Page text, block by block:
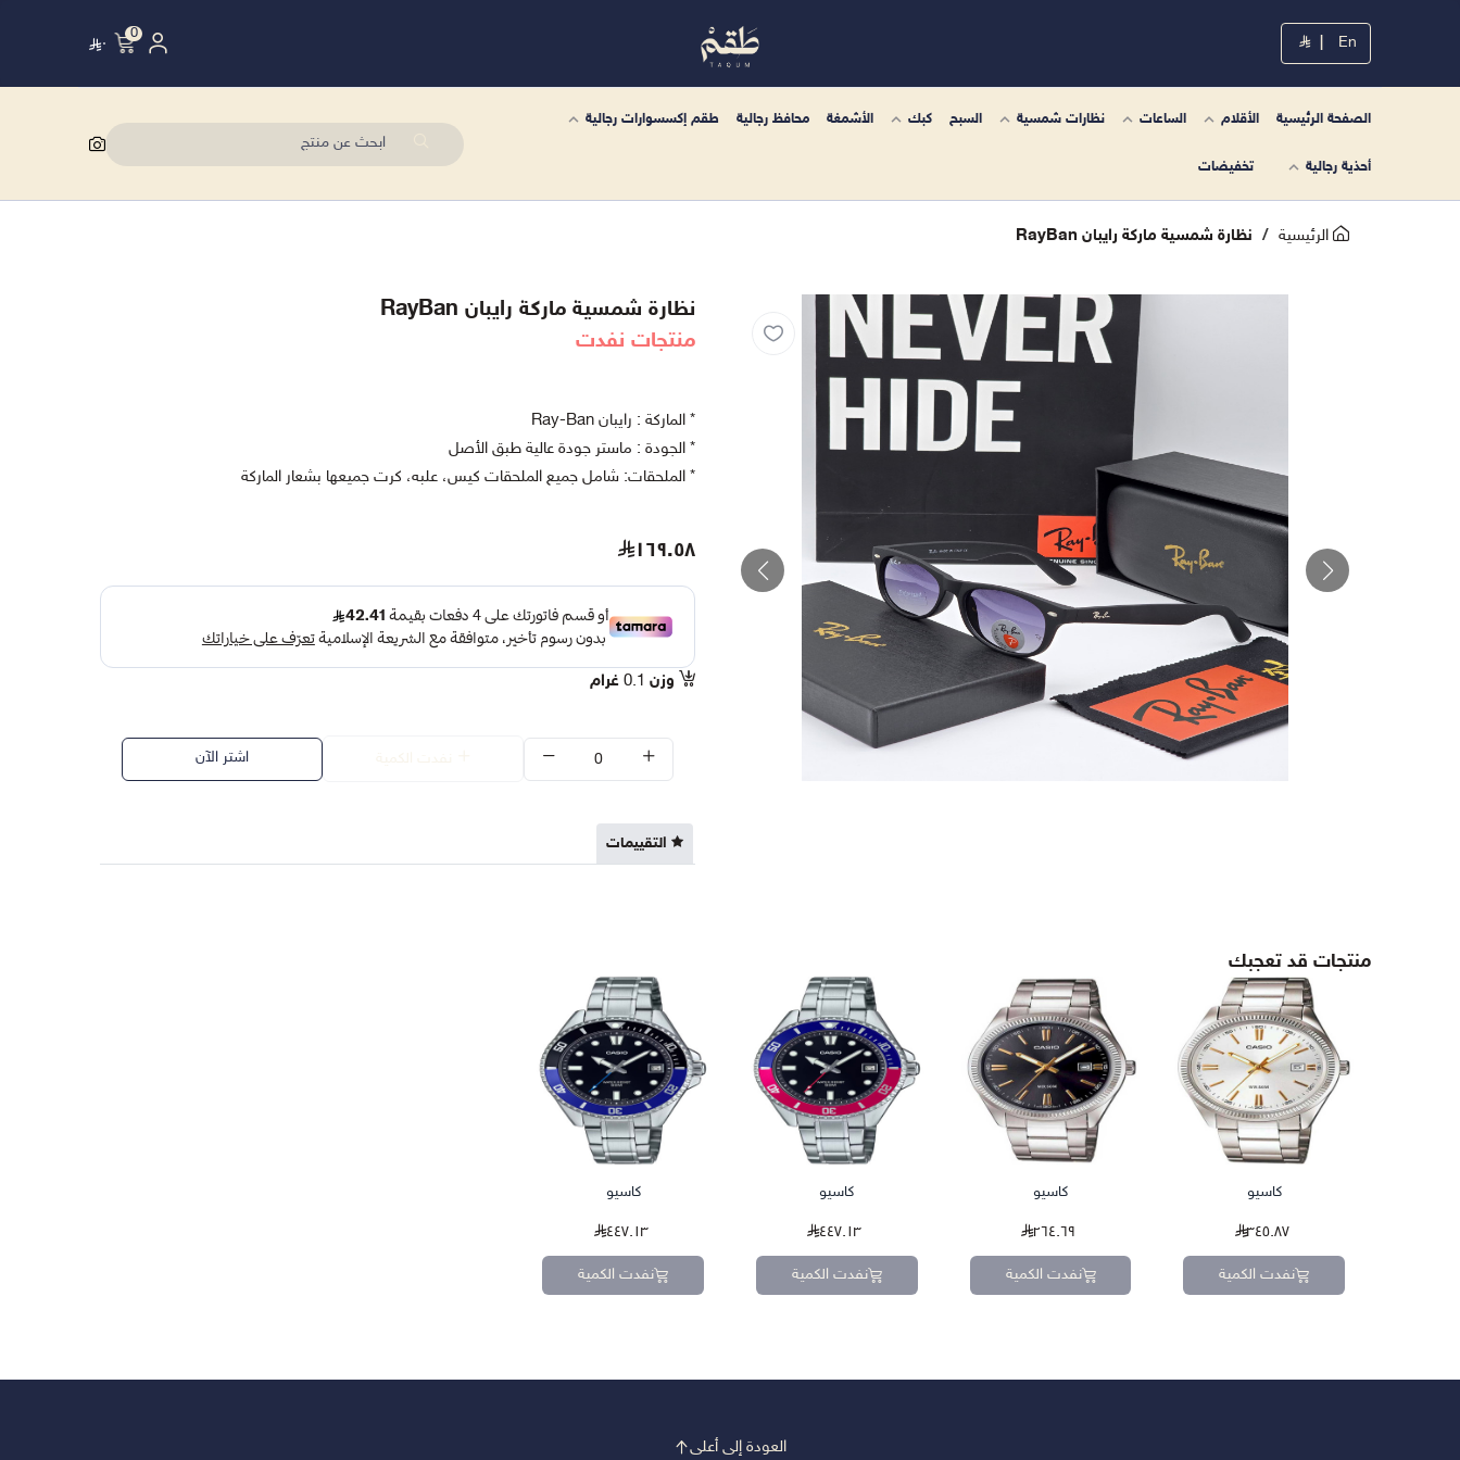
En
0 ٠
الصفحة الرئيسية الأقلام الساعات نظارات شمسية السبح كبك الأشمغة محافظ رجالية طقم إكسسوارات رجالية
أحذية رجالية تخفيضات
الرئيسية نظارة شمسية ماركة رايبان RayBan
نظارة شمسية ماركة رايبان RayBan
منتجات نفدت
* الماركة : رايبان Ray-Ban
* الجودة : ماستر جودة عالية طبق الأصل
* الملحقات: شامل جميع الملحقات كيس، علبه، كرت جميعها بشعار الماركة
١٦٩.٥٨
وزن 0.1 غرام
اشتر الآن
التقييمات
منتجات قد تعجبك
كاسيو
٣٤٥.٨٧
نفدت الكمية
كاسيو
٢٦٤.٦٩
نفدت الكمية
كاسيو
٤٤٧.١٣
نفدت الكمية
كاسيو
٤٤٧.١٣
نفدت الكمية
العودة إلى أعلى